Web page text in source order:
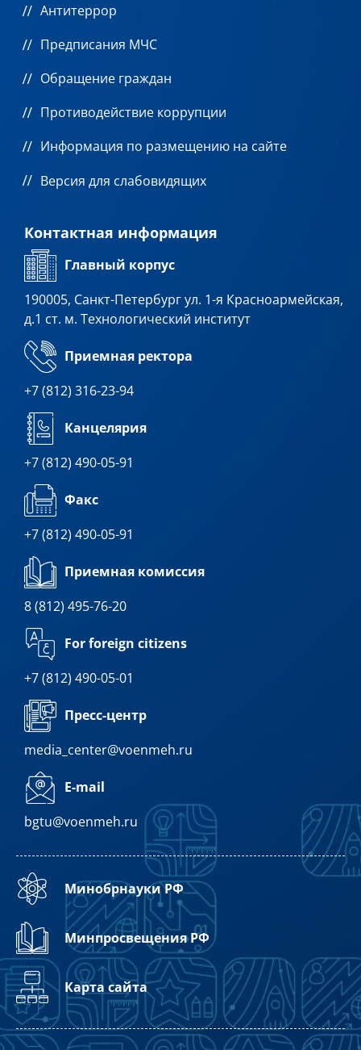
Антитеррор
Предписания МЧС
Обращение граждан
Противодействие коррупции
Информация по размещению на сайте
Версия для слабовидящих
Контактная информация
Главный корпус
190005, Санкт-Петербург ул. 1-я Красноармейская,
д.1 ст. м. Технологический институт
Приемная ректора
+7 (812) 316-23-94
Канцелярия
+7 (812) 490-05-91
Факс
+7 (812) 490-05-91
Приемная комиссия
8 (812) 495-76-20
For foreign citizens
+7 (812) 490-05-01
Пресс-центр
media_center@voenmeh.ru
E-mail
bgtu@voenmeh.ru
Минобрнауки РФ
Минпросвещения РФ
Карта сайта